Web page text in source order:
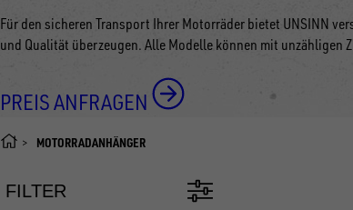
Für den sicheren Transport Ihrer Motorräder bietet UNSINN
und Qualität überzeugen. Alle Modelle können mit unzähligen
PREIS ANFRAGEN
MOTORRADANHÄNGER
FILTER